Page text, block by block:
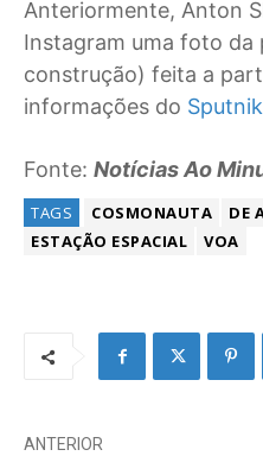
Anteriormente, Anton
Instagram uma foto da
construção) feita a
informações do Sputnik
Fonte: Notícias Ao
TAGS COSMONAUTA
DE
ESTAÇÃO ESPACIAL
VOA
ANTERIOR